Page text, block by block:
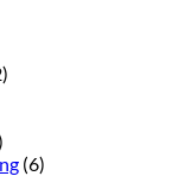
(6)